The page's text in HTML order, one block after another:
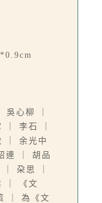
吳心柳 ｜
｜ 李石 ｜
｜ 余光中
連 ｜ 胡品
朶思 ｜
｜ 《文
｜ 為《文